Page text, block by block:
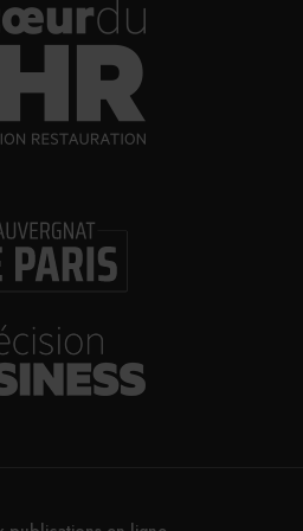
07/2026
rehaussée à 8 000 €
l’autoroute A63 réouverte
de Veuve Clicquot de
retour
07/2026
Dehan ouvrent la première